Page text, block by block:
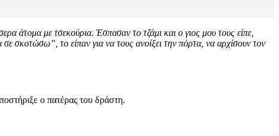
άτομα με τσεκούρια. Έσπασαν το τζάμι και ο γιος μου τους είπε,
σκοτώσω”, το είπαν για να τους ανοίξει την πόρτα, να αρχίσουν τον
ο πατέρας του δράστη.